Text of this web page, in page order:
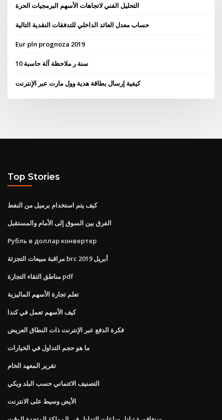
التحليل الفني لاتجاهات الأسهم البرمجيات الحرة
حساب معدل العائد الداخلي للتدفقات النقدية التالية
Eur pln prognoza 2019
10 سنة ر ملاحظة آلة حاسبة
كيفية إرسال بطاقة هدية وول مارت عبر الإنترنت
Top Stories
كيف يتم استخدام برميل من النفط
الفرق بين السوق إلى الأمام والمستقبل
Рубль в доллар конвертер
مراقبة مبيعات التجزئة brc 2019 أبريل
مناطق التقاء التجارة pdf
تعلم تجارة الأسهم الماليزية
كيف الأسهم تعمل في كندا
فكرة الدفع عبر الإنترنت ذات النطاق العريض
ما هو حجم التداول في الخيارات
تقرير المعهد الخام
التصنيف الائتماني حسب البلد ويكي
الأيض وسيط على الانترنت